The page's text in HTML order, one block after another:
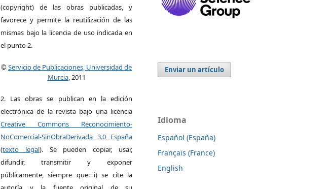
(copyright) de las obras publicadas, y
favorece y permite la reutilización de las
mismas bajo la licencia de uso indicada en
el punto 2.
©Servicio de Publicaciones, Universidad de
Murcia, 2011
2. Las obras se publican en la edición
electrónica de la revista bajo una licencia
Creative Commons Reconocimiento-
NoComercial-SinObraDerivada 3.0 España
(texto legal). Se pueden copiar, usar,
difundir, transmitir y exponer
públicamente, siempre que: i) se cite la
Enviar un artículo
Idioma
Español (España)
Français (France)
English